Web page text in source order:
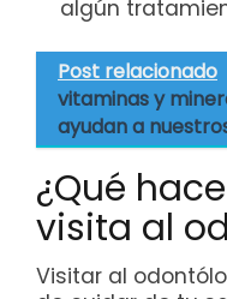
algún
Post relacionado
vitaminas y
ayudan a
¿Qué
visita al
Visitar al